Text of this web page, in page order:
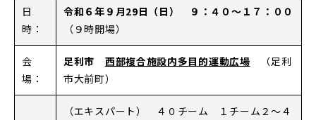
日
時：
令和６年９月29日（日） ９：４０～１７：００
（９時開場）
会
場：
足利市 西部複合施設内多目的運動広場
（足利
市大前町）
（エキスパート） ４０チーム １チーム２～４